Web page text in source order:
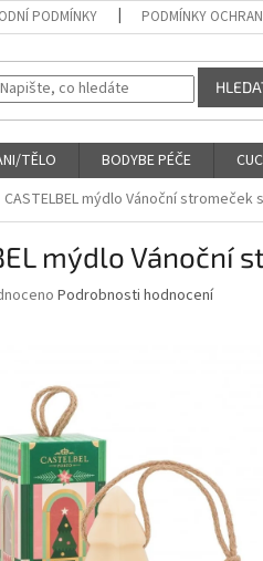
PODMÍNKY PODMÍNKY
TĚLO BODYBE PÉČE
CASTELBEL mýdlo Vánoční stromeček
mýdlo
Podrobnosti hodnocení